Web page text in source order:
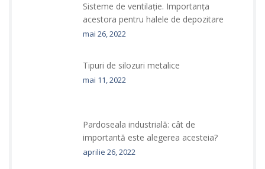
Sisteme de ventilație. Importanța
acestora pentru halele de depozitare
mai 26, 2022
Tipuri de silozuri metalice
mai 11, 2022
Pardoseala industrială: cât de
importantă este alegerea acesteia?
aprilie 26, 2022